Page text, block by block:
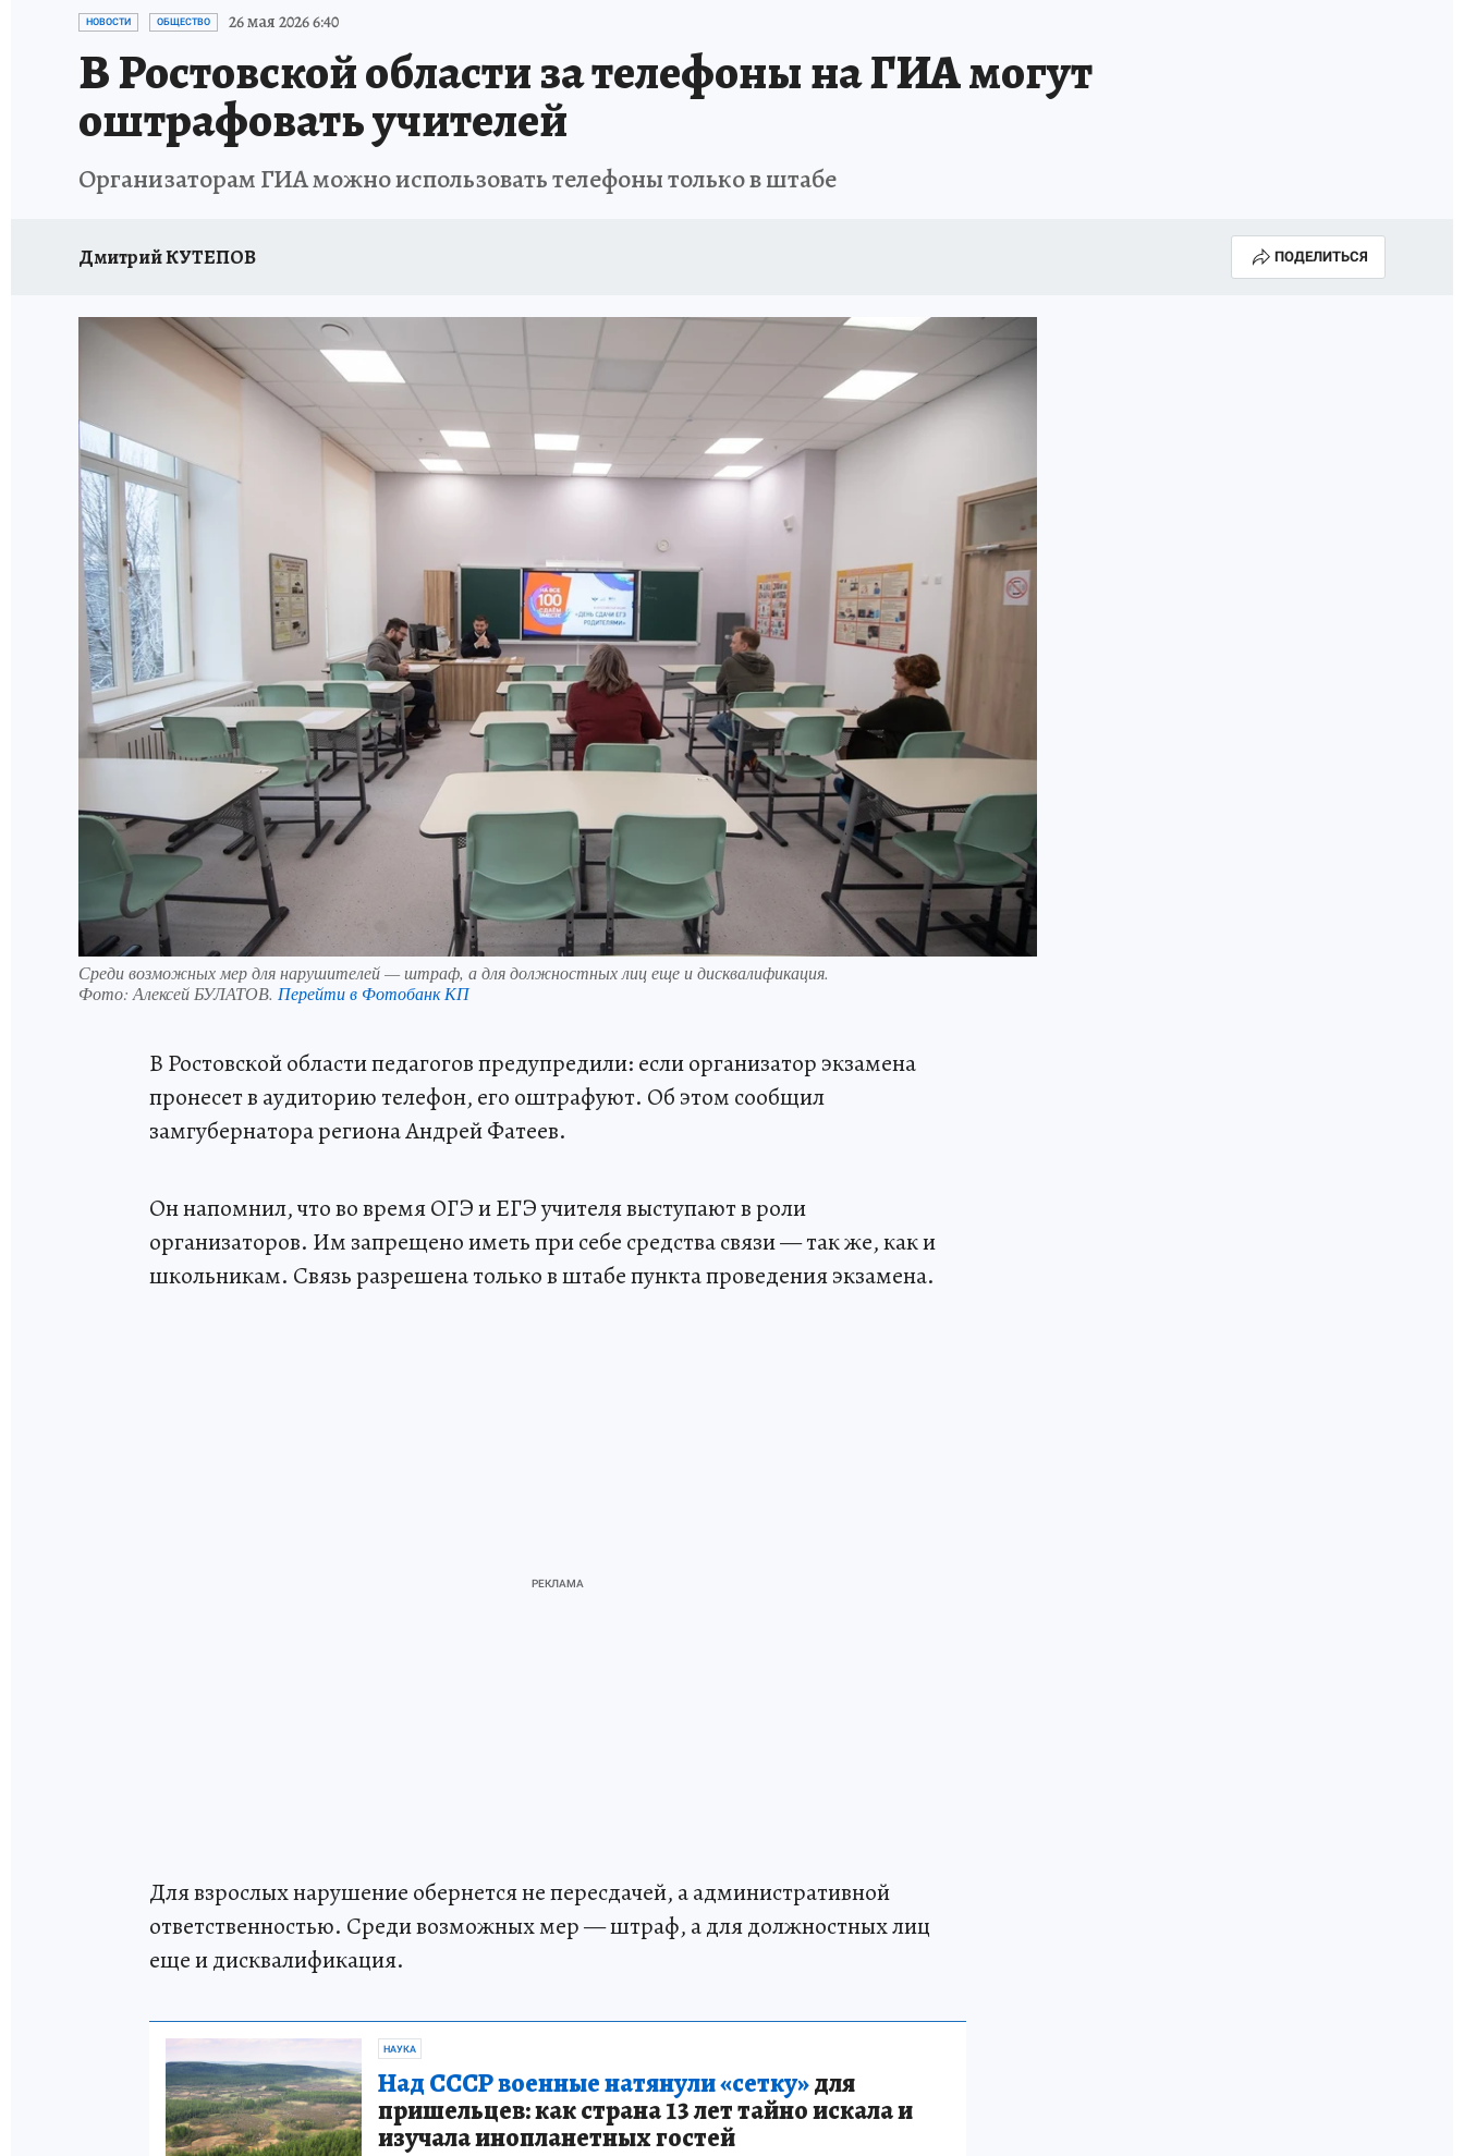
ЗАПОВЕДНАЯ РОССИЯ
НОВОСТИ ОБЩЕСТВО 26 мая 2026 6:40
В Ростовской области за телефоны на ГИА могут
оштрафовать учителей
Организаторам ГИА можно использовать телефоны только в штабе
Дмитрий КУТЕПОВ ПОДЕЛИТЬСЯ
Среди возможных мер для нарушителей — штраф, а для должностных лиц еще и дисквалификация.
Фото: Алексей БУЛАТОВ. Перейти в Фотобанк КП
В Ростовской области педагогов предупредили: если организатор экзамена
пронесет в аудиторию телефон, его оштрафуют. Об этом сообщил
замгубернатора региона Андрей Фатеев.
Он напомнил, что во время ОГЭ и ЕГЭ учителя выступают в роли
организаторов. Им запрещено иметь при себе средства связи — так же, как и
школьникам. Связь разрешена только в штабе пункта проведения экзамена.
Для взрослых нарушение обернется не пересдачей, а административной
ответственностью. Среди возможных мер — штраф, а для должностных лиц
еще и дисквалификация.
НАУКА
Над СССР военные натянули «сетку»для
пришельцев: как страна 13 лет тайно искала и
изучала инопланетных гостей